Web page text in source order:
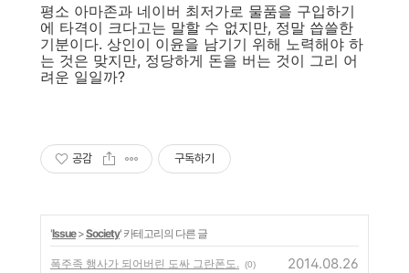
평소 아마존과 네이버 최저가로 물품을 구입하기
에 타격이 크다고는 말할 수 없지만, 정말 씁쓸한
기분이다. 상인이 이윤을 남기기 위해 노력해야 하
는 것은 맞지만, 정당하게 돈을 버는 것이 그리 어
려운 일일까?
공감 구독하기
'Issue>Society' 카테고리의 다른 글
폭주족 행사가 되어버린 도싸 그란폰도. (0) 2014.08.26